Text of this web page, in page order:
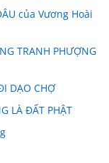
của Vương Hoài
TRANH PHƯỢNG
DẠO CHỢ
LÀ ĐẤT PHẬT